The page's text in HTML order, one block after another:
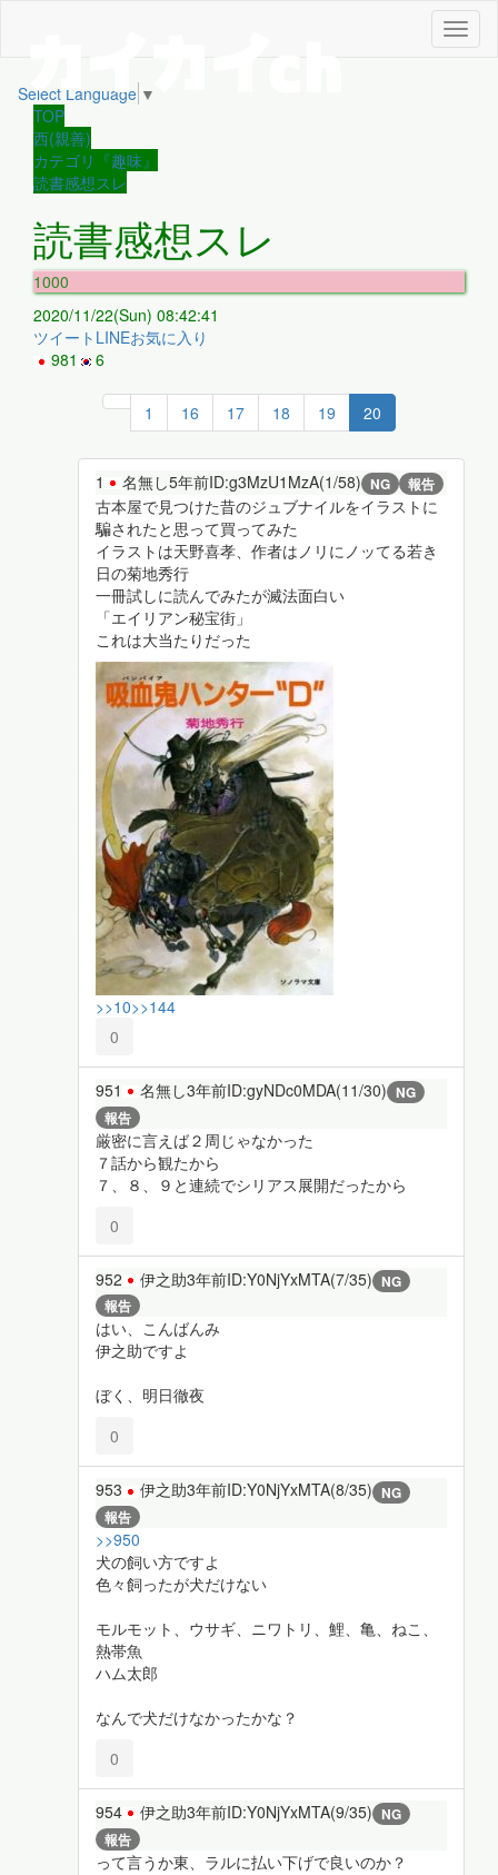
メ
ニ
Select Language ▼
TOP
西(親善)
カテゴリ『趣味』
読書感想スレ
読書感想スレ
1000
2020/11/22(Sun) 08:42:41
ツイート LINEお気に入り
981
6
1 16 17 18 19 20
1 名無し5年前ID:g3MzU1MzA(1/58) NG 報告
古本屋で見つけた昔のジュブナイルをイラストに
騙されたと思って買ってみた
イラストは天野喜孝、作者はノリにノッてる若き
日の菊地秀行
一冊試しに読んでみたが滅法面白い
「エイリアン秘宝街」
これは大当たりだった
>>10>>144
0
951 名無し3年前ID:gyNDc0MDA(11/30) NG
報告
厳密に言えば２周じゃなかった
７話から観たから
７、８、９と連続でシリアス展開だったから
0
952 伊之助3年前ID:Y0NjYxMTA(7/35) NG
報告
はい、こんばんみ
伊之助ですよ
ぼく、明日徹夜
0
953 伊之助3年前ID:Y0NjYxMTA(8/35) NG
報告
>>950
犬の飼い方ですよ
色々飼ったが犬だけない
モルモット、ウサギ、ニワトリ、鯉、亀、ねこ、
熱帯魚
ハム太郎
なんで犬だけなかったかな？
0
954 伊之助3年前ID:Y0NjYxMTA(9/35) NG
報告
って言うか東、ラルに払い下げで良いのか？